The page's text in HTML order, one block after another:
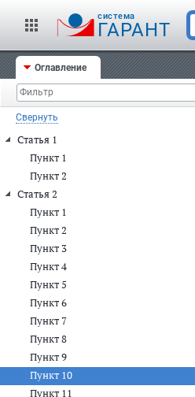
cистема
ГАРАНТ
Оглавление
Свернуть
Статья 1
Пункт 1
Пункт 2
Статья 2
Пункт 1
Пункт 2
Пункт 3
Пункт 4
Пункт 5
Пункт 6
Пункт 7
Пункт 8
Пункт 9
Пункт 10
Пункт 11